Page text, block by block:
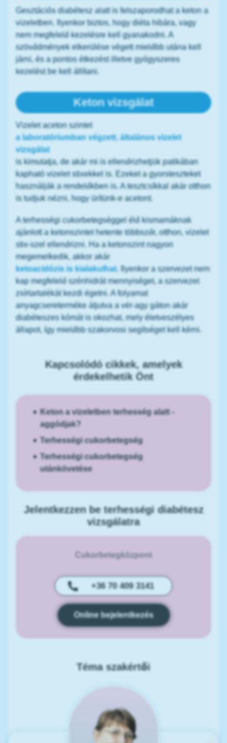
Gesztációs diabétesz alatt is felszaporodhat a keton a
vizeletben. Ilyenkor biztos, hogy diéta hibára, vagy
nem megfelelő kezelésre kell gyanakodni. A
szövődmények elkerülése végett mielőbb utána kell
járni, és a pontos étkezést illetve gyógyszeres
kezelést be kell állítani.
Keton vizsgálat
Vizelet aceton szintet
a laboratóriumban végzett, általános vizelet
vizsgálat
is kimutatja, de akár mi is ellenőrizhetjük patikában
kapható vizelet stixekkel is. Ezeket a gyorsteszteket
használják a rendelőkben is. A tesztcsíkkal akár otthon
is tudjuk nézni, hogy ürítünk-e acetont.
A terhességi cukorbetegséggel élő kismamáknak
ajánlott a ketonszintet hetente többszőr, otthon, vizelet
stix-szel ellenőrizni. Ha a ketonszint nagyon
megemelkedik, akkor akár
ketoacidózis is kialakulhat. Ilyenkor a szervezet nem
kap megfelelő szénhidrát mennyiséget, a szervezet
zsírtartalékát kezdi égetni. A folyamat
anyagcsereterméke átjutva a vér-agy gáton akár
diabéteszes kómát is okozhat, mely életveszélyes
állapot, így mielőbb szakorvosi segítséget kell kérni.
Kapcsolódó cikkek, amelyek
érdekelhetik Önt
Keton a vizeletben terhesség alatt -
aggódjak?
Terhességi cukorbetegség
Terhességi cukorbetegség
utánkövetése
Jelentkezzen be terhességi diabétesz
vizsgálatra
Cukorbetegközpont
+36 70 409 3141
Online bejelentkezés
Téma szakértői